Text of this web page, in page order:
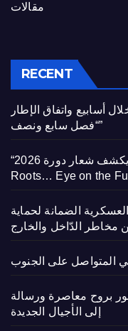
مقالات
RECENT
أسابيع واتفاق الإطار
“فصل سابع ونصف”
“الموركس دور” يكشف شعار دورة 2026 ” Back to the
Roots… Eye on the
الضمانة لحماية
مخاطر الدّاخل والخارج
المتواصل على الجنوب
بروح معاصرة ورسالة
إلى الأجيال الجديدة